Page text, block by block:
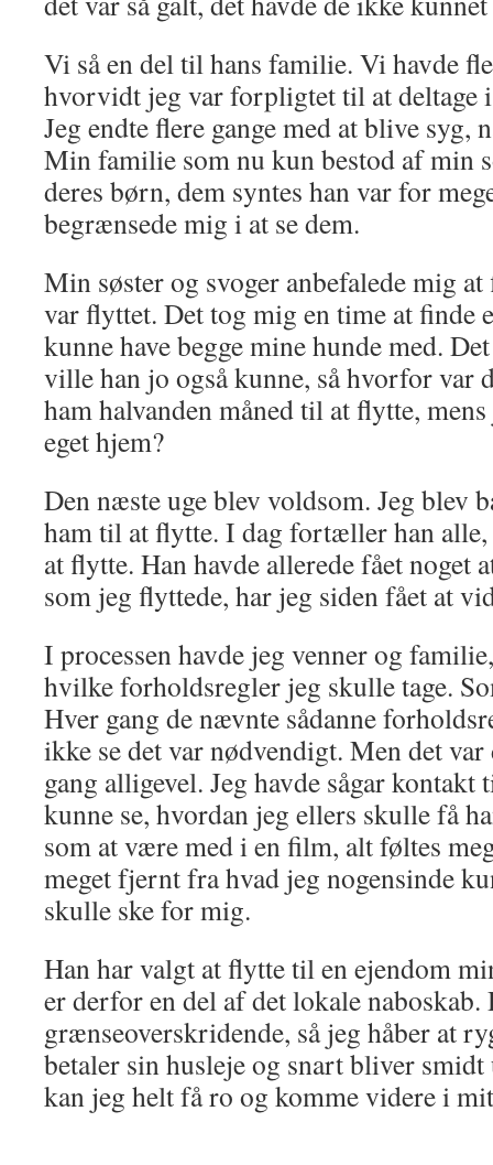
Vi så en del til hans familie. Vi havde
hvorvidt jeg var forpligtet til at deltage
Jeg endte flere gange med at blive syg,
Min familie som nu kun bestod af min
deres børn, dem syntes han var for
begrænsede mig i at se dem.
Min søster og svoger anbefalede mig
var flyttet. Det tog mig en time at finde
kunne have begge mine hunde med.
ville han jo også kunne, så hvorfor var
ham halvanden måned til at flytte,
eget hjem?
Den næste uge blev voldsom. Jeg blev
ham til at flytte. I dag fortæller han
at flytte. Han havde allerede fået noget
som jeg flyttede, har jeg siden fået at
I processen havde jeg venner og
hvilke forholdsregler jeg skulle tage.
Hver gang de nævnte sådanne
ikke se det var nødvendigt. Men det
gang alligevel. Jeg havde sågar
kunne se, hvordan jeg ellers skulle få
som at være med i en film, alt føltes
meget fjernt fra hvad jeg nogensinde
skulle ske for mig.
Han har valgt at flytte til en ejendom
er derfor en del af det lokale naboskab.
grænseoverskridende, så jeg håber at
betaler sin husleje og snart bliver
kan jeg helt få ro og komme videre i